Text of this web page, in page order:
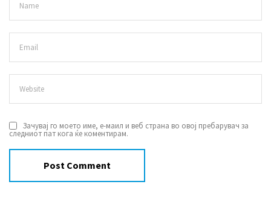
Зачувај го моето име, е-маил и веб страна во овој пребарувач за
следниот пат кога ќе коментирам.